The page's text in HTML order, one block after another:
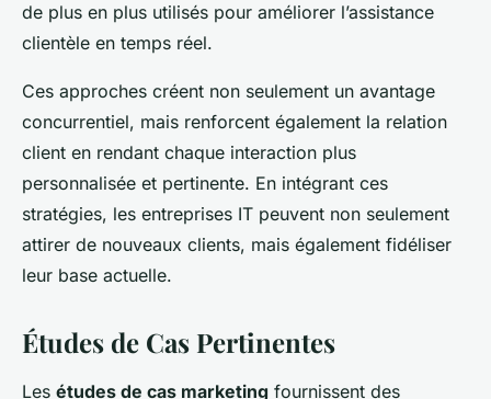
de plus en plus utilisés pour améliorer l’assistance
clientèle en temps réel.
Ces approches créent non seulement un avantage
concurrentiel, mais renforcent également la relation
client en rendant chaque interaction plus
personnalisée et pertinente. En intégrant ces
stratégies, les entreprises IT peuvent non seulement
attirer de nouveaux clients, mais également fidéliser
leur base actuelle.
Études de Cas Pertinentes
Les études de cas marketing fournissent des